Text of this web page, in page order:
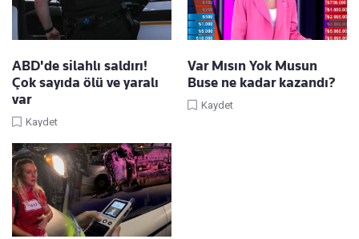
ABD'de silahlı saldırı!
Çok sayıda ölü ve yaralı
var
Kaydet
Var Mısın Yok Musun
Buse ne kadar kazandı?
Kaydet